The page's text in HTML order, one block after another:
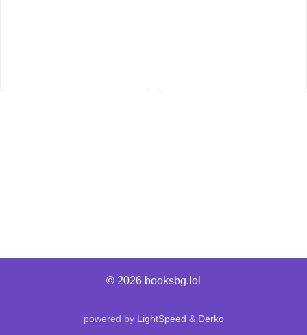
© 2026 booksbg.lol
powered by LightSpeed & Derko